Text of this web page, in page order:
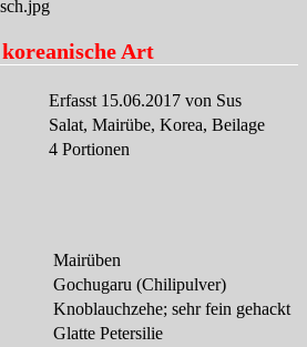
Art
Erfasst 15.06.2017 von Sus
Salat, Mairübe, Korea, Beilage
4 Portionen
Mairüben
Gochugaru (Chilipulver)
Knoblauchzehe; sehr fein gehackt
Glatte Petersilie